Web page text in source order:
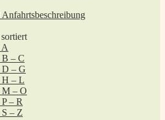
A
B – C
D – G
H – L
M – O
– R
S – Z